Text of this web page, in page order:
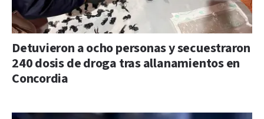
Detuvieron a ocho personas y secuestraron
240 dosis de droga tras allanamientos en
Concordia